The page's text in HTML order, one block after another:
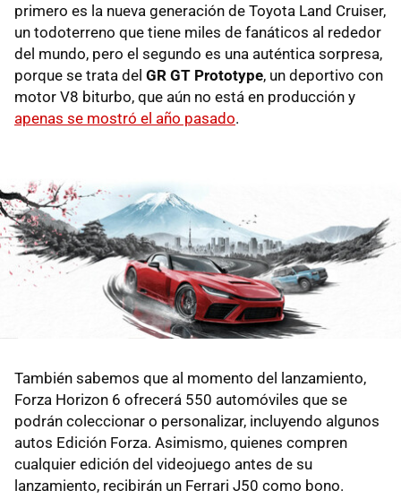
primero es la nueva generación de Toyota Land Cruiser,
un todoterreno que tiene miles de fanáticos al rededor
del mundo, pero el segundo es una auténtica sorpresa,
porque se trata del GR GT Prototype, un deportivo con
motor V8 biturbo, que aún no está en producción y
apenas se mostró el año pasado.
También sabemos que al momento del lanzamiento,
Forza Horizon 6 ofrecerá 550 automóviles que se
podrán coleccionar o personalizar, incluyendo algunos
autos Edición Forza. Asimismo, quienes compren
cualquier edición del videojuego antes de su
lanzamiento, recibirán un Ferrari J50 como bono.